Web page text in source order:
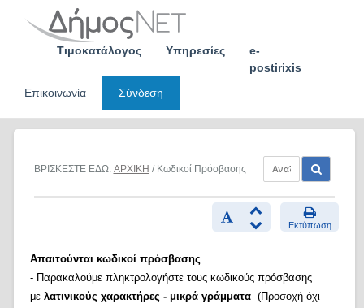
Τιμοκατάλογος Υπηρεσίες
e-
postirixis
Επικοινωνία
Σύνδεση
ΒΡΙΣΚΕΣΤΕ ΕΔΩ: ΑΡΧΙΚΗ / Κωδικοί Πρόσβασης
Εκτύπωση
Απαιτούνται κωδικοί πρόσβασης
- Παρακαλούμε πληκτρολογήστε τους κωδικούς πρόσβασης
με λατινικούς χαρακτήρες - μικρά γράμματα(Προσοχή όχι